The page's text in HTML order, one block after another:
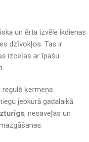
un ērta izvēle ikdienas
dzīvokļos. Tas ir
izceļas ar īpašu
regulē ķermeņa
jebkurā gadalaikā.
, nesaveļas un